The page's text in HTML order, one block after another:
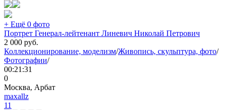
+ Ещё 0 фото
Портрет Генерал-лейтенант Линевич Николай Петрович
2 000 руб.
Коллекционирование, моделизм/Живопись, скульптура, фото/
Фотографии/
00:21:31
0
Москва, Арбат
maxallz
11